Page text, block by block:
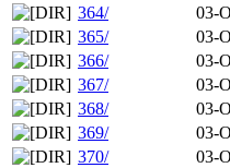
364/
03-
365/
03-
366/
03-
367/
03-
368/
03-
369/
03-
370/
03-